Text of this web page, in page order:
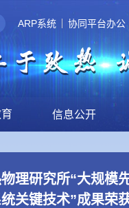
ARP系统 协同平台办公
信息公开
理研究所“大规模
关键技术”成果荣